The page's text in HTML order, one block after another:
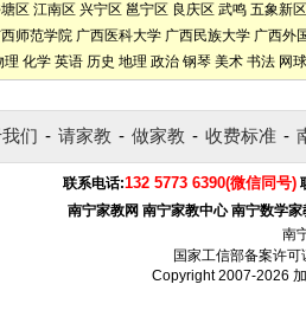
区 江南区 兴宁区 邕宁区 良庆区 武鸣 五象新区
师范学院 广西医科大学 广西民族大学 广西外
理 化学 英语 历史 地理 政治 钢琴 美术 书法 网球
们 - 请家教 - 做家教 - 收费标准 -
联系电话:132 5773 6390(微信同号)
南宁家教网 南宁家教中心 南宁数学家
南
国家工信部备案许可
Copyright 2007-2026